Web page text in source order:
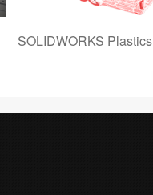
SOLIDWORKS Plastics